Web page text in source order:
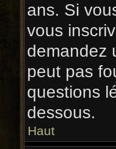
ans. Si
vous
demandez
peut pas
questions
dessous.
Haut